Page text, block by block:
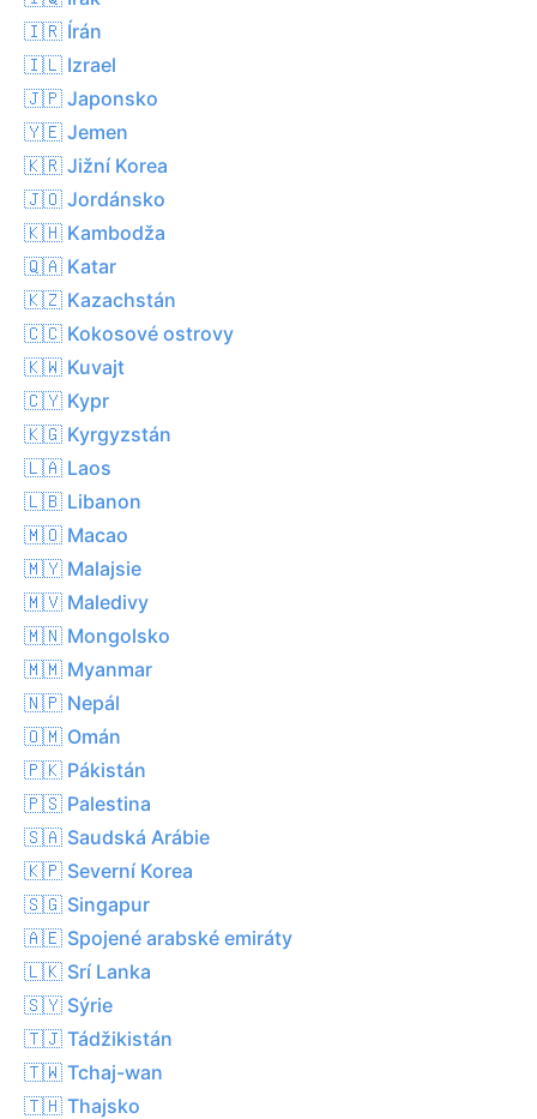
🇮🇷 Írán
🇮🇱 Izrael
🇯🇵 Japonsko
🇾🇪 Jemen
🇰🇷 Jižní Korea
🇯🇴 Jordánsko
🇰🇭 Kambodža
🇶🇦 Katar
🇰🇿 Kazachstán
🇨🇨 Kokosové ostrovy
🇰🇼 Kuvajt
🇨🇾 Kypr
🇰🇬 Kyrgyzstán
🇱🇦 Laos
🇱🇧 Libanon
🇲🇴 Macao
🇲🇾 Malajsie
🇲🇻 Maledivy
🇲🇳 Mongolsko
🇲🇲 Myanmar
🇳🇵 Nepál
🇴🇲 Omán
🇵🇰 Pákistán
🇵🇸 Palestina
🇸🇦 Saudská Arábie
🇰🇵 Severní Korea
🇸🇬 Singapur
🇦🇪 Spojené arabské emiráty
🇱🇰 Srí Lanka
🇸🇾 Sýrie
🇹🇯 Tádžikistán
🇹🇼 Tchaj-wan
🇹🇭 Thajsko